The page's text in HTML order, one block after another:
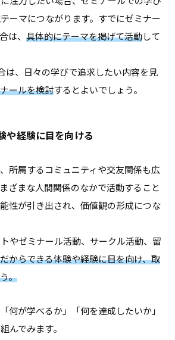
ーマにつながります。すでにゼミナー
は、 具体的にテーマを掲げて活動して
は、日々の学びで追求したい内容を見
ールを検討するとよいでしょう。
や経験に目を向ける
所属するコミュニティや交友関係も広
ざまな人間関係のなかで活動すること
性が引き出され、価値観の形成につな
やゼミナール活動、サークル活動、留
からできる体験や経験に目を向け、取
。
何が学べるか」「何を達成したいか」
んでみます。